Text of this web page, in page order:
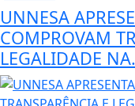
UNNESA
COMPROVAM
LEGALIDADE